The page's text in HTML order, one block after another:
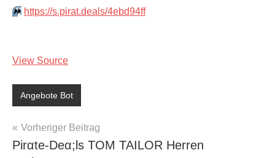
⏩️ https://s.pirat.deals/4ebd94ff
View Source
Angebote Bot
Beitragsnavigation
Vorheriger Beitrag
Pirαtе-Dеα;ls TOM TAILOR Herren